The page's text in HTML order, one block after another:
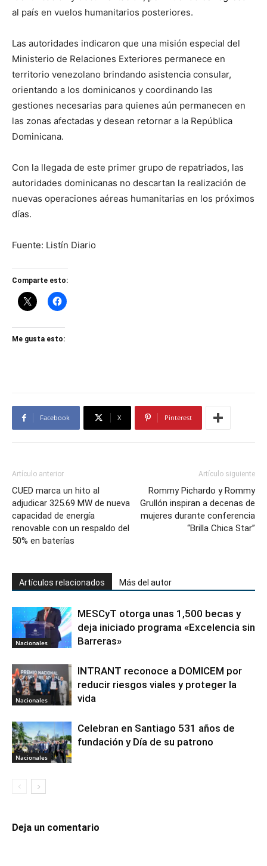
al país en vuelos humanitarios posteriores.
Las autoridades indicaron que una misión especial del
Ministerio de Relaciones Exteriores permanece en
territorio venezolano brindando asistencia consular,
orientando a los dominicanos y coordinando las
gestiones necesarias para quienes aún permanecen en
las zonas afectadas y desean retornar a la República
Dominicana.
Con la llegada de este primer grupo de repatriados, las
autoridades dominicanas no descartan la realización de
nuevas operaciones aéreas humanitarias en los próximos
días.
Fuente: Listín Diario
Comparte esto:
Me gusta esto:
Facebook X Pinterest
Artículo anterior
CUED marca un hito al
adjudicar 325.69 MW de nueva
capacidad de energía
renovable con un respaldo del
50% en baterías
Artículo siguiente
Rommy Pichardo y Rommy
Grullón inspiran a decenas de
mujeres durante conferencia
“Brilla Chica Star”
Artículos relacionados Más del autor
Nacionales
MESCyT otorga unas 1,500 becas y
deja iniciado programa «Excelencia sin
Barreras»
Nacionales
INTRANT reconoce a DOMICEM por
reducir riesgos viales y proteger la
vida
Nacionales
Celebran en Santiago 531 años de
fundación y Día de su patrono
Deja un comentario